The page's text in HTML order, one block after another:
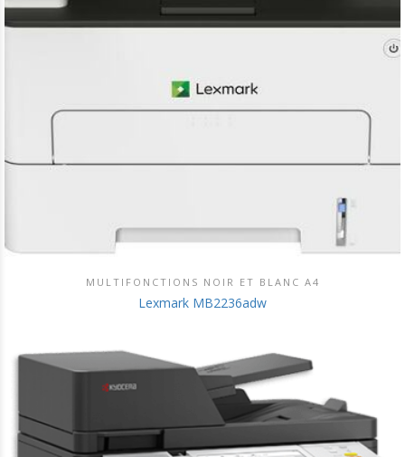
DÉCOUVRIR CE PRODUIT
MULTIFONCTIONS NOIR ET BLANC A4
Lexmark MB2236adw